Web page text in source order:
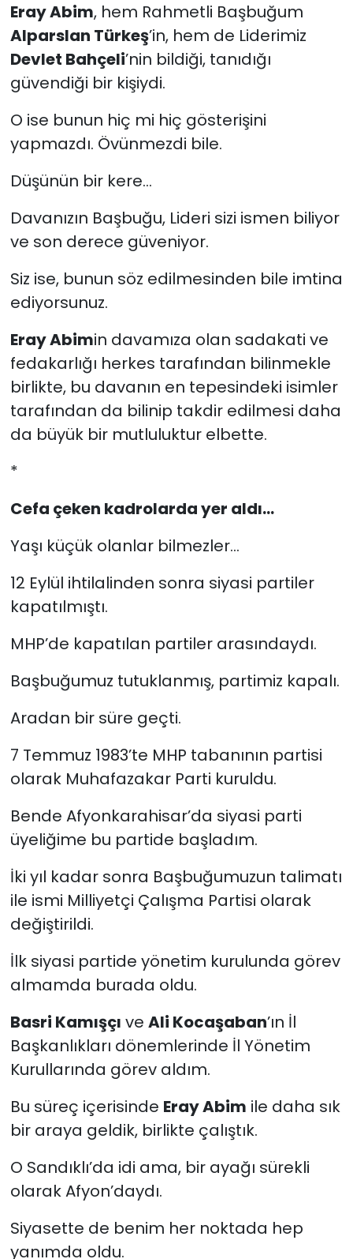
Eray Abim, hem Rahmetli Başbuğum
Alparslan Türkeş’in, hem de Liderimiz
Devlet Bahçeli’nin bildiği, tanıdığı
güvendiği bir kişiydi.
O ise bunun hiç mi hiç gösterişini
yapmazdı. Övünmezdi bile.
Düşünün bir kere...
Davanızın Başbuğu, Lideri sizi ismen biliyor
ve son derece güveniyor.
Siz ise, bunun söz edilmesinden bile imtina
ediyorsunuz.
Eray Abimin davamıza olan sadakati ve
fedakarlığı herkes tarafından bilinmekle
birlikte, bu davanın en tepesindeki isimler
tarafından da bilinip takdir edilmesi daha
da büyük bir mutluluktur elbette.
*
Cefa çeken kadrolarda yer aldı...
Yaşı küçük olanlar bilmezler...
12 Eylül ihtilalinden sonra siyasi partiler
kapatılmıştı.
MHP’de kapatılan partiler arasındaydı.
Başbuğumuz tutuklanmış, partimiz kapalı.
Aradan bir süre geçti.
7 Temmuz 1983’te MHP tabanının partisi
olarak Muhafazakar Parti kuruldu.
Bende Afyonkarahisar’da siyasi parti
üyeliğime bu partide başladım.
İki yıl kadar sonra Başbuğumuzun talimatı
ile ismi Milliyetçi Çalışma Partisi olarak
değiştirildi.
İlk siyasi partide yönetim kurulunda görev
almamda burada oldu.
Basri Kamışçı ve Ali Kocaşaban’ın İl
Başkanlıkları dönemlerinde İl Yönetim
Kurullarında görev aldım.
Bu süreç içerisinde Eray Abim ile daha sık
bir araya geldik, birlikte çalıştık.
O Sandıklı’da idi ama, bir ayağı sürekli
olarak Afyon’daydı.
Siyasette de benim her noktada hep
yanımda oldu.